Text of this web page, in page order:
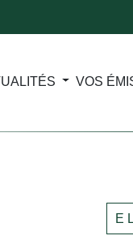
VOS
E